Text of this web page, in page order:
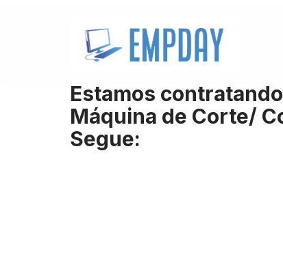
Estamos
Máquina de Corte/
Segue: